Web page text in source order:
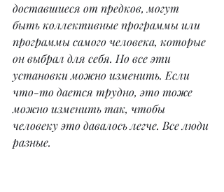
доставшиеся от предков, могут
быть коллективные программы или
программы самого человека, которые
он выбрал для себя. Но все эти
установки можно изменить. Если
что-то дается трудно, это тоже
можно изменить так, чтобы
человеку это давалось легче. Все люди
разные.